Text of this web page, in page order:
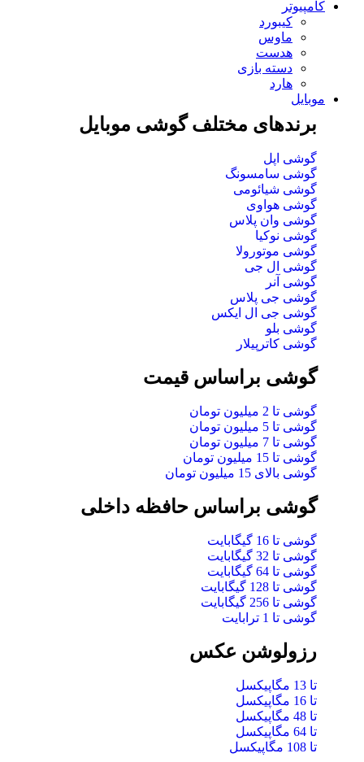
کامپیوتر
کیبورد
ماوس
هدست
دسته بازی
هارد
موبایل
برندهای مختلف گوشی موبایل
گوشی اپل
گوشی سامسونگ
گوشی شیائومی
گوشی هواوی
گوشی وان پلاس
گوشی نوکیا
گوشی موتورولا
گوشی ال جی
گوشی آنر
گوشی جی پلاس
گوشی جی ال ایکس
گوشی بلو
گوشی کاترپیلار
گوشی براساس قیمت
گوشی تا 2 میلیون تومان
گوشی تا 5 میلیون تومان
گوشی تا 7 میلیون تومان
گوشی تا 15 میلیون تومان
گوشی بالای 15 میلیون تومان
گوشی براساس حافظه داخلی
گوشی تا 16 گیگابایت
گوشی تا 32 گیگابایت
گوشی تا 64 گیگابایت
گوشی تا 128 گیگابایت
گوشی تا 256 گیگابایت
گوشی تا 1 ترابایت
رزولوشن عکس
تا 13 مگاپیکسل
تا 16 مگاپیکسل
تا 48 مگاپیکسل
تا 64 مگاپیکسل
تا 108 مگاپیکسل